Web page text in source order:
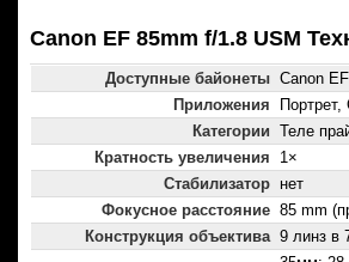
Canon EF 85mm f/1.8 USM
Доступные байонеты Canon EF
Приложения
Категории Теле
Кратность увеличения
1×
Стабилизатор нет
Фокусное расстояние 85 mm
Конструкция объектива 9 линз в